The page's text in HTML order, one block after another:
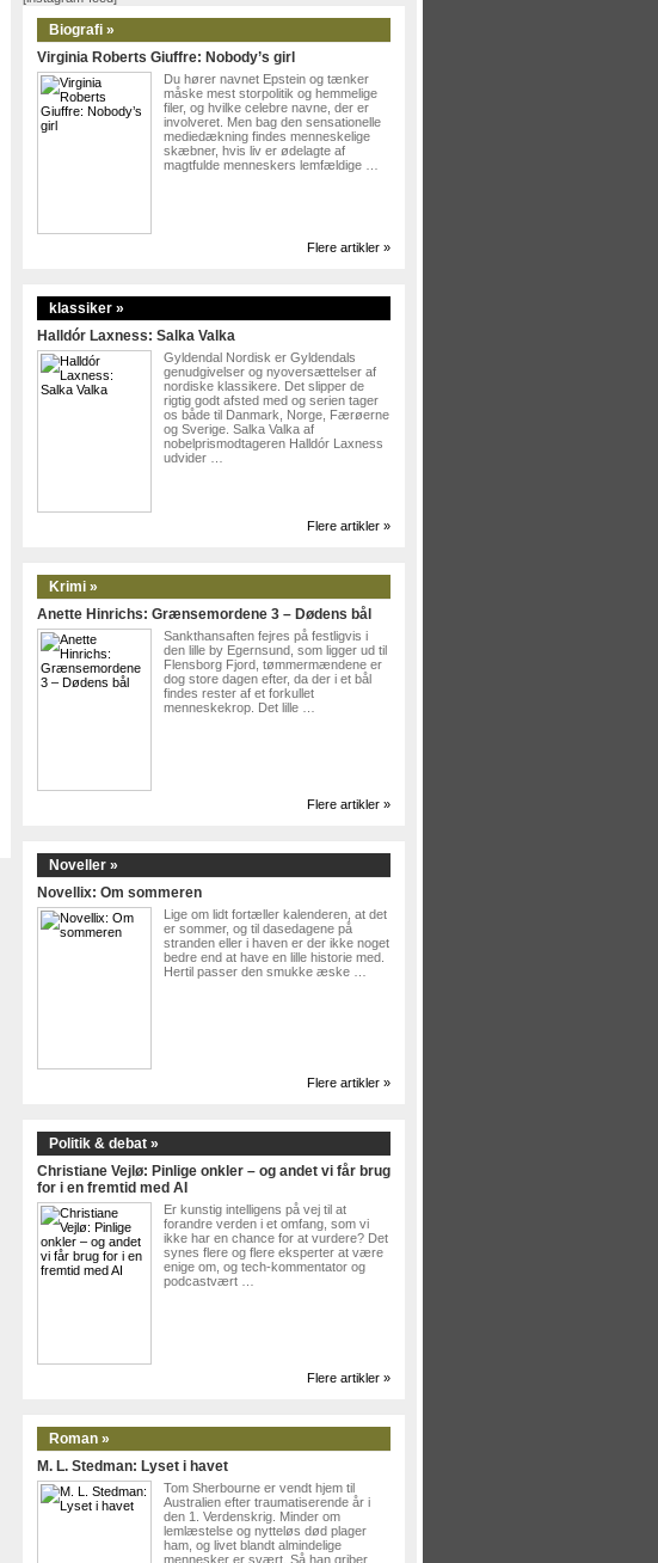
Biografi »
Virginia Roberts Giuffre: Nobody’s girl
Du hører navnet Epstein og tænker
måske mest storpolitik og hemmelige
filer, og hvilke celebre navne, der er
involveret. Men bag den sensationelle
mediedækning findes menneskelige
skæbner, hvis liv er ødelagte af
magtfulde menneskers lemfældige …
Flere artikler »
klassiker »
Halldór Laxness: Salka Valka
Gyldendal Nordisk er Gyldendals
genudgivelser og nyoversættelser af
nordiske klassikere. Det slipper de
rigtig godt afsted med og serien tager
os både til Danmark, Norge, Færøerne
og Sverige. Salka Valka af
nobelprismodtageren Halldór Laxness
udvider …
Flere artikler »
Krimi »
Anette Hinrichs: Grænsemordene 3 – Dødens bål
Sankthansaften fejres på festligvis i
den lille by Egernsund, som ligger ud til
Flensborg Fjord, tømmermændene er
dog store dagen efter, da der i et bål
findes rester af et forkullet
menneskekrop. Det lille …
Flere artikler »
Noveller »
Novellix: Om sommeren
Lige om lidt fortæller kalenderen, at det
er sommer, og til dasedagene på
stranden eller i haven er der ikke noget
bedre end at have en lille historie med.
Hertil passer den smukke æske …
Flere artikler »
Politik & debat »
Christiane Vejlø: Pinlige onkler – og andet vi får brug
for i en fremtid med AI
Er kunstig intelligens på vej til at
forandre verden i et omfang, som vi
ikke har en chance for at vurdere? Det
synes flere og flere eksperter at være
enige om, og tech-kommentator og
podcastvært …
Flere artikler »
Roman »
M. L. Stedman: Lyset i havet
Tom Sherbourne er vendt hjem til
Australien efter traumatiserende år i
den 1. Verdenskrig. Minder om
lemlæstelse og nytteløs død plager
ham, og livet blandt almindelige
mennesker er svært. Så han griber